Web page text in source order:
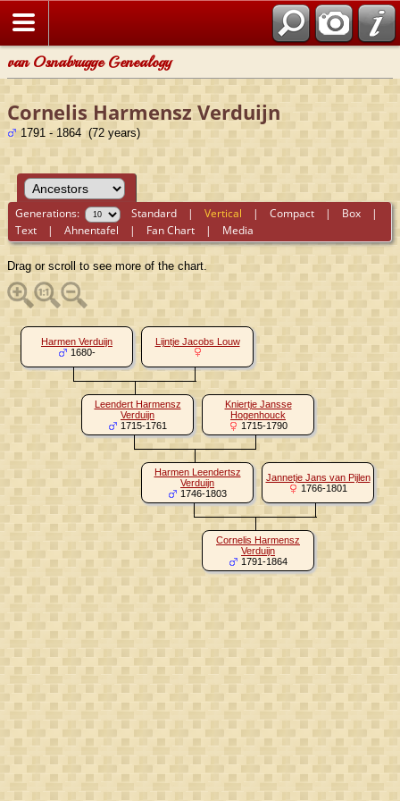
van Osnabrugge Genealogy
Cornelis Harmensz Verduijn
1791 - 1864 (72 years)
Generations: Standard |Vertical |Compact | Box |
Text |Ahnentafel | Fan Chart | Media
Drag or scroll to see more of the chart.
Harmen Verduijn
1680-
Lijntje Jacobs Louw
Leendert Harmensz
Verduijn
1715-1761
Kniertje Jansse
Hogenhouck
1715-1790
Harmen Leendertsz
Verduijn
1746-1803
Jannetje Jans van Pijlen
1766-1801
Cornelis Harmensz
Verduijn
1791-1864